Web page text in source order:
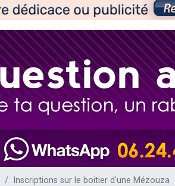
Odaya vient de donner son Maasser
13 personnes viennent de demander une
2 personnes viennent de nous rejoindre sur
30 personnes viennent de faire un don pour
Il reste 49 places pour étudier en groupe sur
3 personnes viennent de nous rejoindre sur
2 personnes viennent de nous rejoindre sur
2 personnes viennent de nous rejoindre sur
Inscriptions sur le boitier d'une Mézouza